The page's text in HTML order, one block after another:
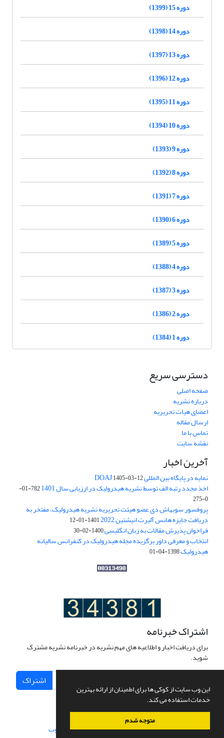
این وب سایت از کوکی ها برای اطمینان از ارائه بهترین
خدمات استفاده می کند.
متوجه شدم
دوره 15 (1399)
دوره 14 (1398)
دوره 13 (1397)
دوره 12 (1396)
دوره 11 (1395)
دوره 10 (1394)
دوره 9 (1393)
دوره 8 (1392)
دوره 7 (1391)
دوره 6 (1390)
دوره 5 (1389)
دوره 4 (1388)
دوره 3 (1387)
دوره 2 (1386)
دوره 1 (1384)
دسترسی سریع
صفحه اصلی
درباره نشریه
اعضای هیات تحریریه
ارسال مقاله
تماس با ما
نقشه سایت
آخرین اخبار
نمایه در پایگاه بین المللی DOAJ1405-03-12
اخذ مجدد رتبه الف توسط نشریه هیدرولیک در ارزیابی سال 1401
782-01-
0-275
پروفسور سوبهاش دی عضو هیئت تحریریه نشریه هیدرولیک، مفتخر به
دریافت جایزه هانس آلبرت انیشتین 2022 1401-01-12
فراخوان پذیرش مقالات به زبان انگلیسی1400-02-30
انتخاب و معرفی داور برگزیده مجله هیدرولیک در کنفرانس سالیانه
هیدرولیک1398-04-01
اشتراک خبرنامه
برای دریافت اخبار و اطلاعیه های مهم نشریه در خبرنامه نشریه مشترک
شوید.
اشتراک
سامانه مدیریت نشریات علمی.طراحی و پیاده سازی از سیناوب